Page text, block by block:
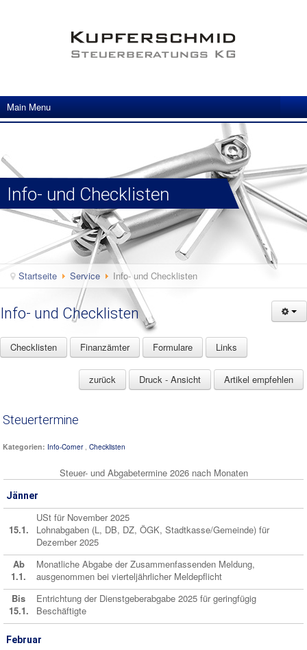
Main Menu
Info- und Checklisten
Startseite Service Info- und Checklisten
Info- und Checklisten
Checklisten Finanzämter Formulare Links
zurück Druck - Ansicht Artikel empfehlen
Steuertermine
Kategorien: Info-Corner, Checklisten
Steuer- und Abgabetermine 2026 nach Monaten
Jänner
15.1.
USt für November 2025
Lohnabgaben (L, DB, DZ, ÖGK, Stadtkasse/Gemeinde) für
Dezember 2025
Ab
1.1.
Monatliche Abgabe der Zusammenfassenden Meldung,
ausgenommen bei vierteljährlicher Meldepflicht
Bis
15.1.
Entrichtung der Dienstgeberabgabe 2025 für geringfügig
Beschäftigte
Februar